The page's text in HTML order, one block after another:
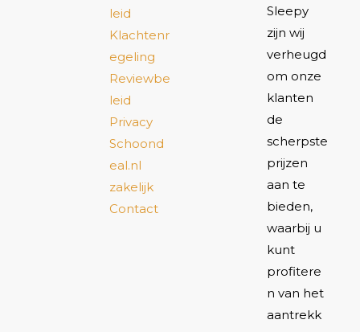
leid
Klachtenr
egeling
Reviewbe
leid
Privacy
Schoond
eal.nl
zakelijk
Contact
Sleepy
zijn wij
verheugd
om onze
klanten
de
scherpste
prijzen
aan te
bieden,
waarbij u
kunt
profitere
n van het
aantrekk